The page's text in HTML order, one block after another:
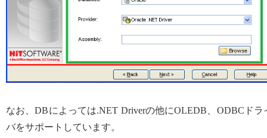
なお、DBによっては.NET Driverの他にOLEDB、ODBCドラ
バをサポートしています。